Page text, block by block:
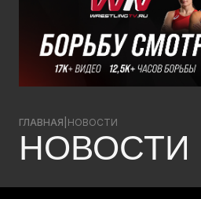
ГЛАВНАЯ НОВОСТИ
НОВОСТИ